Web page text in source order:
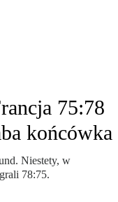
75:78
końcówka
Niestety, w
78:75.